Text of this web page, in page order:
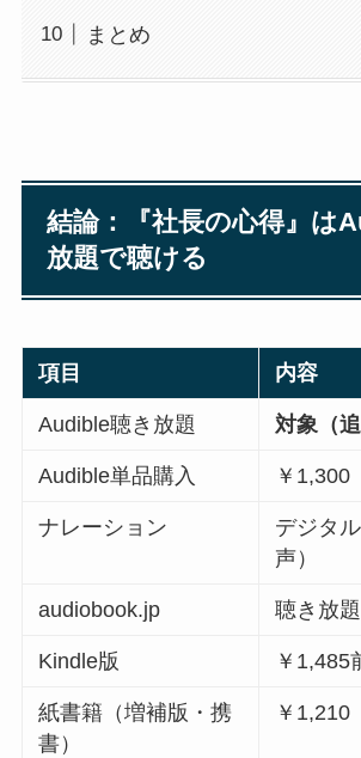
まとめ
結論：『社長の心得』は
放題で聴ける
項目 内容
Audible聴き放題 対象（
Audible単品購入 ￥1,300
ナレーション
デジタ
声）
audiobook.jp 聴き放
Kindle版 ￥1,485
紙書籍（増補版・携
書）
￥1,210